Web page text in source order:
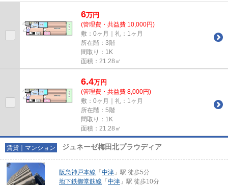
6万円
(管理費・共益費 10,000円)
敷：0ヶ月｜礼：1ヶ月
所在階：3階
間取り：1K
面積：21.28㎡
6.4万円
(管理費・共益費 8,000円)
敷：0ヶ月｜礼：1ヶ月
所在階：5階
間取り：1K
面積：21.28㎡
賃貸｜マンション ジュネーゼ梅田北プラウディア
阪急神戸本線 「 中津 」駅 徒歩5分
地下鉄御堂筋線 「 中津 」駅 徒歩10分